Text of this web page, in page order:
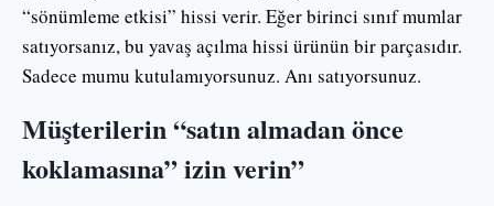
“sönümleme etkisi” hissi verir. Eğer birinci sınıf mumlar
satıyorsanız, bu yavaş açılma hissi ürünün bir parçasıdır.
Sadece mumu kutulamıyorsunuz. Anı satıyorsunuz.
Müşterilerin “satın almadan önce
koklamasına” izin verin”